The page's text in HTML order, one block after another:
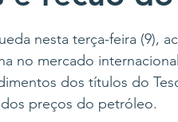
nesta terça-feira (9),
no mercado
dos títulos do
preços do petróleo.